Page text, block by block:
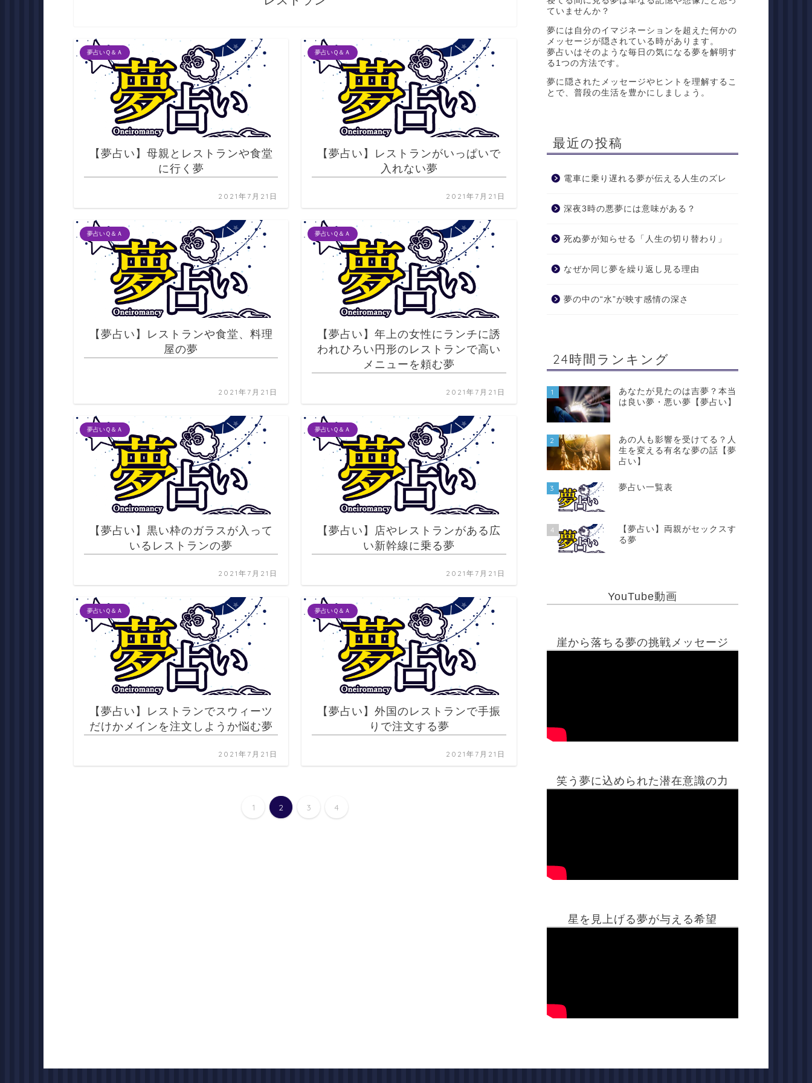
夢占いＱ＆Ａ
【夢占い】母親とレストランや食堂
に行く夢
2021年7月21日
夢占いＱ＆Ａ
【夢占い】レストランがいっぱいで
入れない夢
2021年7月21日
夢占いＱ＆Ａ
【夢占い】レストランや食堂、料理
屋の夢
2021年7月21日
夢占いＱ＆Ａ
【夢占い】年上の女性にランチに誘
われひろい円形のレストランで高い
メニューを頼む夢
2021年7月21日
夢占いＱ＆Ａ
【夢占い】黒い枠のガラスが入って
いるレストランの夢
2021年7月21日
夢占いＱ＆Ａ
【夢占い】店やレストランがある広
い新幹線に乗る夢
2021年7月21日
夢占いＱ＆Ａ
【夢占い】レストランでスウィーツ
だけかメインを注文しようか悩む夢
2021年7月21日
夢占いＱ＆Ａ
【夢占い】外国のレストランで手振
りで注文する夢
2021年7月21日
1 2 3 4
ていませんか？
夢には自分のイマジネーションを超えた何かの
メッセージが隠されている時があります。
夢占いはそのような毎日の気になる夢を解明す
る1つの方法です。
夢に隠されたメッセージやヒントを理解するこ
とで、普段の生活を豊かにしましょう。
最近の投稿
電車に乗り遅れる夢が伝える人生のズレ
深夜3時の悪夢には意味がある？
死ぬ夢が知らせる「人生の切り替わり」
なぜか同じ夢を繰り返し見る理由
夢の中の“水”が映す感情の深さ
24時間ランキング
1
あなたが見たのは吉夢？本当
は良い夢・悪い夢【夢占い】
2
あの人も影響を受けてる？人
生を変える有名な夢の話【夢
占い】
3 夢占い一覧表
4
【夢占い】両親がセックスす
る夢
YouTube動画
崖から落ちる夢の挑戦メッセージ
笑う夢に込められた潜在意識の力
星を見上げる夢が与える希望